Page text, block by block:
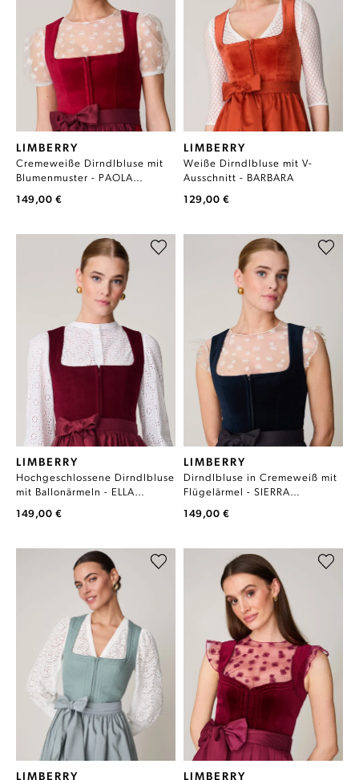
LIMBERRY
Cremeweiße Dirndlbluse mit
Blumenmuster - PAOLA
149,00 €
LIMBERRY
Weiße Dirndlbluse mit V-
Ausschnitt - BARBARA
129,00 €
LIMBERRY
Hochgeschlossene Dirndlbluse
mit Ballonärmeln - ELLA
149,00 €
LIMBERRY
Dirndlbluse in Cremeweiß mit
Flügelärmel - SIERRA
149,00 €
LIMBERRY LIMBERRY